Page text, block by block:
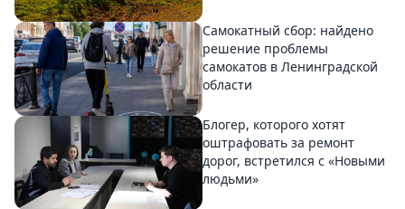
Самокатный сбор: найдено
решение проблемы
самокатов в Ленинградской
области
Блогер, которого хотят
оштрафовать за ремонт
дорог, встретился с «Новыми
людьми»